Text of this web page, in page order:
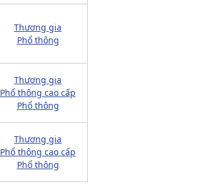
Thương gia
Phổ thông
Thương gia
Phổ thông cao cấp
Phổ thông
Thương gia
Phổ thông cao cấp
Phổ thông